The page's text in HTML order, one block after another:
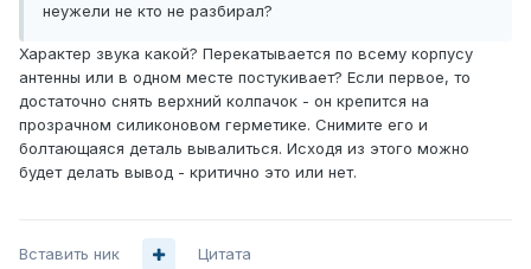
неужели не кто не разбирал?
Характер звука какой? Перекатывается по всему корпусу
антенны или в одном месте постукивает? Если первое, то
достаточно снять верхний колпачок - он крепится на
прозрачном силиконовом герметике. Снимите его и
болтающаяся деталь вывалиться. Исходя из этого можно
будет делать вывод - критично это или нет.
Вставить ник Цитата